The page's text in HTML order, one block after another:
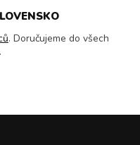
. Doručujeme do všech